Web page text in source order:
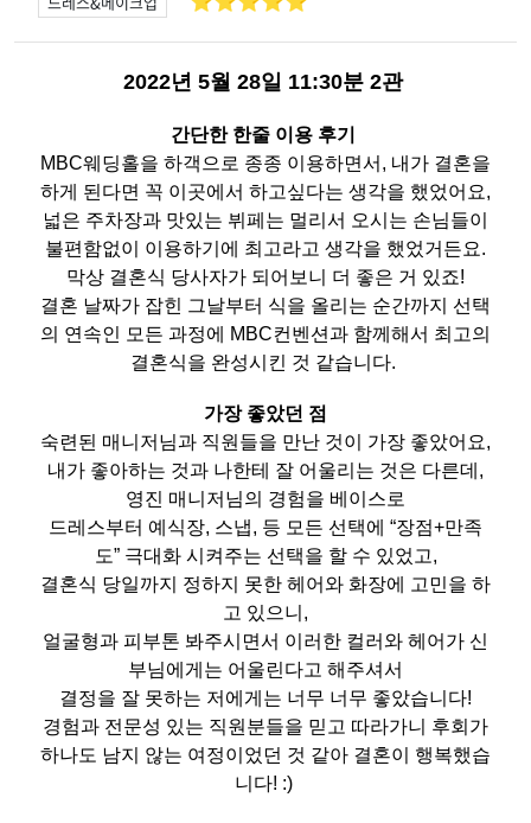
2022년 5월 28일 11:30분 2관
간단한 한줄 이용 후기
MBC웨딩홀을 하객으로 종종 이용하면서, 내가 결혼을
하게 된다면 꼭 이곳에서 하고싶다는 생각을 했었어요,
넓은 주차장과 맛있는 뷔페는 멀리서 오시는 손님들이
불편함없이 이용하기에 최고라고 생각을 했었거든요.
막상 결혼식 당사자가 되어보니 더 좋은 거 있죠!
결혼 날짜가 잡힌 그날부터 식을 올리는 순간까지 선택
의 연속인 모든 과정에 MBC컨벤션과 함께해서 최고의
결혼식을 완성시킨 것 같습니다.
가장 좋았던 점
숙련된 매니저님과 직원들을 만난 것이 가장 좋았어요,
내가 좋아하는 것과 나한테 잘 어울리는 것은 다른데,
영진 매니저님의 경험을 베이스로
드레스부터 예식장, 스냅, 등 모든 선택에 “장점+만족
도” 극대화 시켜주는 선택을 할 수 있었고,
결혼식 당일까지 정하지 못한 헤어와 화장에 고민을 하
고 있으니,
얼굴형과 피부톤 봐주시면서 이러한 컬러와 헤어가 신
부님에게는 어울린다고 해주셔서
결정을 잘 못하는 저에게는 너무 너무 좋았습니다!
경험과 전문성 있는 직원분들을 믿고 따라가니 후회가
하나도 남지 않는 여정이었던 것 같아 결혼이 행복했습
니다! :)